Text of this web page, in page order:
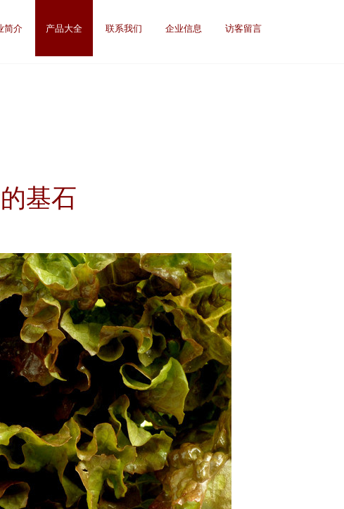
简介 产品大全 联系我们 企业信息 访客留言
基石